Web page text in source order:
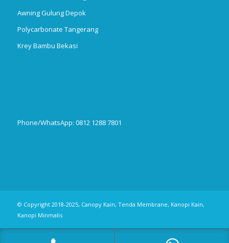
Awning Gulung Depok
Polycarbonate Tangerang
Krey Bambu Bekasi
Phone/WhatsApp: 0812 1288 7801
© Copyright 2018-2025, Canopy Kain, Tenda Membrane, Kanopi Kain,
Kanopi Minmalis